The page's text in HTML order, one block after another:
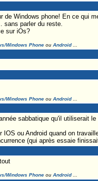
de Windows phone! En ce qui
sans parler du reste.
sur iOs?
Windows Phoneou Android...
Windows Phoneou Android...
sabbatique qu'il utiliserait
ou Android quand on
(qui après essaie
Windows Phoneou Android...